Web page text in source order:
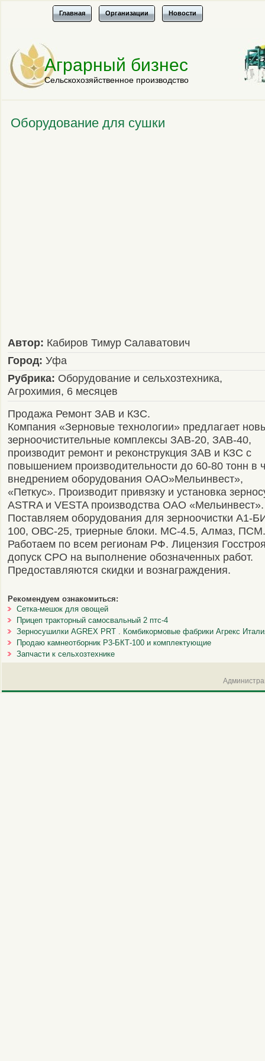
Главная Организации Новости
Аграрный бизнес
Сельскохозяйственное производство
Оборудование для сушки
Автор: Кабиров Тимур Салаватович
Город: Уфа
Рубрика: Оборудование и сельхозтехника,
Агрохимия, 6 месяцев
Продажа Ремонт ЗАВ и КЗС.
Компания «Зерновые технологии» предлагает
зерноочистительные комплексы ЗАВ-20, ЗАВ-40,
производит ремонт и реконструкция ЗАВ и КЗС с
повышением производительности до 60-80 тонн в
внедрением оборудования ОАО»Мельинвест»,
«Петкус». Производит привязку и установка
ASTRA и VESTA производства ОАО «Мельинвест».
Поставляем оборудования для зерноочистки А1-
100, ОВС-25, триерные блоки. МС-4.5, Алмаз, ПСМ.
Работаем по всем регионам РФ. Лицензия
допуск СРО на выполнение обозначенных работ.
Предоставляются скидки и вознаграждения.
Рекомендуем ознакомиться:
Сетка-мешок для овощей
Прицеп тракторный самосвальный 2 птс-4
Зерносушилки AGREX PRT . Комбикормовые фабрики Агрекс
Продаю камнеотборник Р3-БКТ-100 и комплектующие
Запчасти к сельхозтехнике